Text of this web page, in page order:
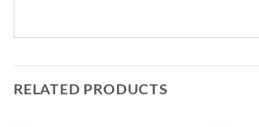
RELATED PRODUCTS